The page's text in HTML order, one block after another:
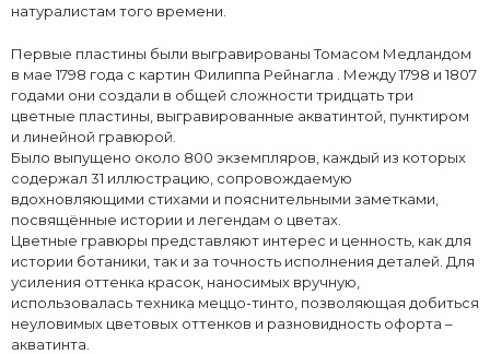
натуралистам того времени.
Первые пластины были выгравированы Томасом Медландом
в мае 1798 года с картин Филиппа Рейнагла . Между 1798 и 1807
годами они создали в общей сложности тридцать три
цветные пластины, выгравированные акватинтой, пунктиром
и линейной гравюрой.
Было выпущено около 800 экземпляров, каждый из которых
содержал 31 иллюстрацию, сопровождаемую
вдохновляющими стихами и пояснительными заметками,
посвящённые истории и легендам о цветах.
Цветные гравюры представляют интерес и ценность, как для
истории ботаники, так и за точность исполнения деталей. Для
усиления оттенка красок, наносимых вручную,
использовалась техника меццо-тинто, позволяющая добиться
неуловимых цветовых оттенков и разновидность офорта –
акватинта.